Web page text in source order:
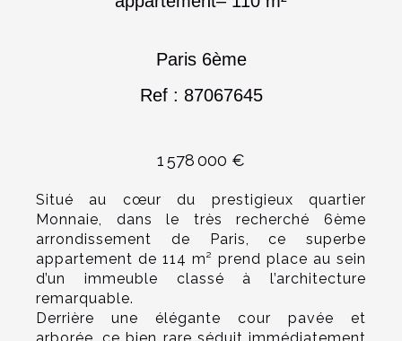
Paris 6ème
Ref : 87067645
1 578 000 €
Situé au cœur du prestigieux quartier
Monnaie, dans le très recherché 6ème
arrondissement de Paris, ce superbe
appartement de 114 m² prend place au sein
d’un immeuble classé à l’architecture
remarquable.
Derrière une élégante cour pavée et